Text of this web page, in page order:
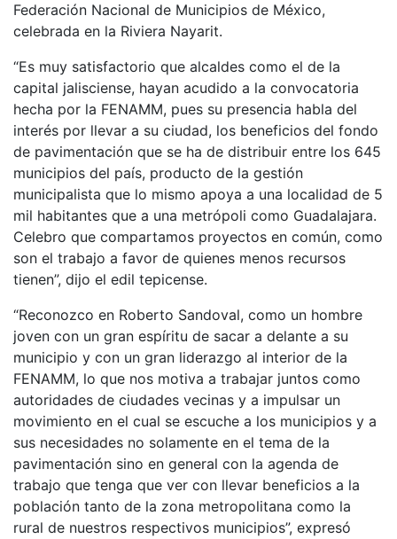
Federación Nacional de Municipios de México,
celebrada en la Riviera Nayarit.
“Es muy satisfactorio que alcaldes como el de la
capital jalisciense, hayan acudido a la convocatoria
hecha por la FENAMM, pues su presencia habla del
interés por llevar a su ciudad, los beneficios del fondo
de pavimentación que se ha de distribuir entre los 645
municipios del país, producto de la gestión
municipalista que lo mismo apoya a una localidad de 5
mil habitantes que a una metrópoli como Guadalajara.
Celebro que compartamos proyectos en común, como
son el trabajo a favor de quienes menos recursos
tienen”, dijo el edil tepicense.
“Reconozco en Roberto Sandoval, como un hombre
joven con un gran espíritu de sacar a delante a su
municipio y con un gran liderazgo al interior de la
FENAMM, lo que nos motiva a trabajar juntos como
autoridades de ciudades vecinas y a impulsar un
movimiento en el cual se escuche a los municipios y a
sus necesidades no solamente en el tema de la
pavimentación sino en general con la agenda de
trabajo que tenga que ver con llevar beneficios a la
población tanto de la zona metropolitana como la
rural de nuestros respectivos municipios”, expresó